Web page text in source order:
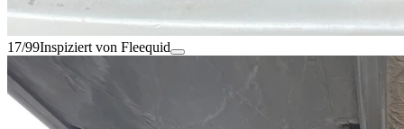
17/99Inspiziert von Fleequid